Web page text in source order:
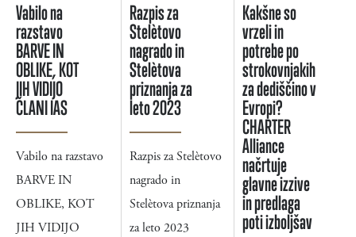
Vabilo na
razstavo
BARVE IN
OBLIKE, KOT
JIH VIDIJO
ČLANI IAS
Vabilo na razstavo
BARVE IN
OBLIKE, KOT
JIH VIDIJO
Razpis za
Stelètovo
nagrado in
Stelètova
priznanja za
leto 2023
Razpis za Stelètovo
nagrado in
Stelètova priznanja
za leto 2023
Kakšne so
vrzeli in
potrebe po
strokovnjakih
za dediščino v
Evropi?
CHARTER
Alliance
načrtuje
glavne izzive
in predlaga
poti izboljšav